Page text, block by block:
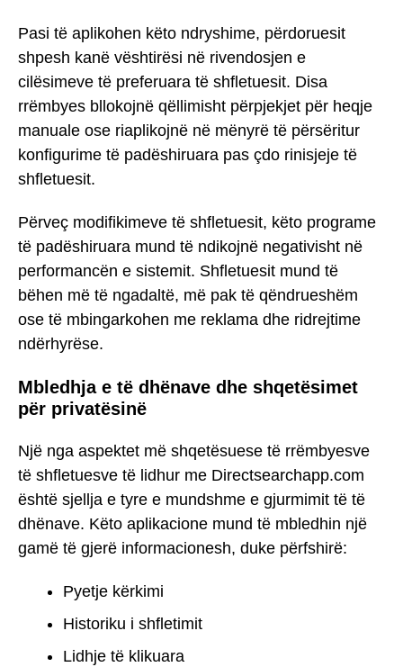
Pasi të aplikohen këto ndryshime, përdoruesit
shpesh kanë vështirësi në rivendosjen e
cilësimeve të preferuara të shfletuesit. Disa
rrëmbyes bllokojnë qëllimisht përpjekjet për heqje
manuale ose riaplikojnë në mënyrë të përsëritur
konfigurime të padëshiruara pas çdo rinisjeje të
shfletuesit.
Përveç modifikimeve të shfletuesit, këto programe
të padëshiruara mund të ndikojnë negativisht në
performancën e sistemit. Shfletuesit mund të
bëhen më të ngadaltë, më pak të qëndrueshëm
ose të mbingarkohen me reklama dhe ridrejtime
ndërhyrëse.
Mbledhja e të dhënave dhe shqetësimet
për privatësinë
Një nga aspektet më shqetësuese të rrëmbyesve
të shfletuesve të lidhur me Directsearchapp.com
është sjellja e tyre e mundshme e gjurmimit të të
dhënave. Këto aplikacione mund të mbledhin një
gamë të gjerë informacionesh, duke përfshirë:
Pyetje kërkimi
Historiku i shfletimit
Lidhje të klikuara